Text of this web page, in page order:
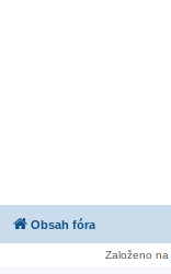
Obsah fóra
Založeno na